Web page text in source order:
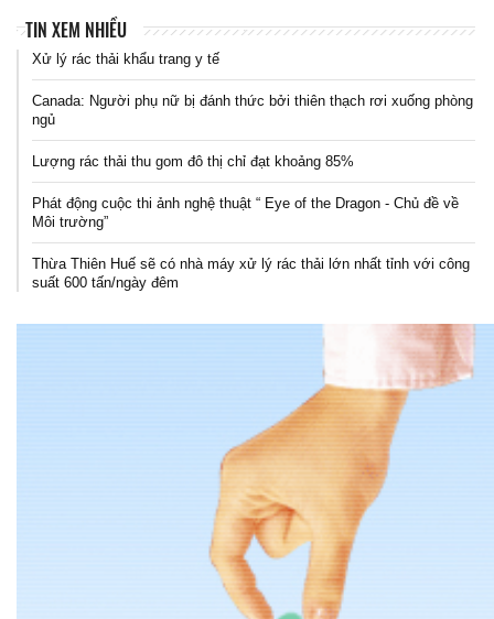
TIN XEM NHIỀU
Xử lý rác thải khẩu trang y tế
Canada: Người phụ nữ bị đánh thức bởi thiên thạch rơi xuống phòng
ngủ
Lượng rác thải thu gom đô thị chỉ đạt khoảng 85%
Phát động cuộc thi ảnh nghệ thuật “ Eye of the Dragon - Chủ đề về
Môi trường”
Thừa Thiên Huế sẽ có nhà máy xử lý rác thải lớn nhất tỉnh với công
suất 600 tấn/ngày đêm